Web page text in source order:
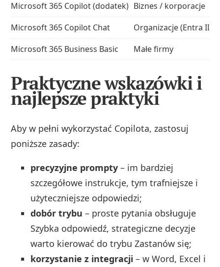
Microsoft 365 Copilot (dodatek) Biznes / korporacje
Microsoft 365 Copilot Chat
Organizacje (Entra ID)
Microsoft 365 Business Basic
Małe firmy
Praktyczne wskazówki i
najlepsze praktyki
Aby w pełni wykorzystać Copilota, zastosuj
poniższe zasady:
precyzyjne prompty – im bardziej
szczegółowe instrukcje, tym trafniejsze i
użyteczniejsze odpowiedzi;
dobór trybu – proste pytania obsługuje
Szybka odpowiedź, strategiczne decyzje
warto kierować do trybu Zastanów się;
korzystanie z integracji – w Word, Excel i